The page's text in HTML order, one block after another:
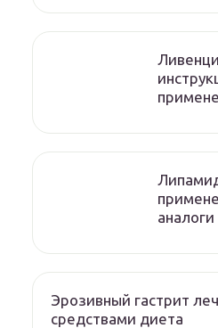
аналоги
Эрозивный гастрит
средствами диета